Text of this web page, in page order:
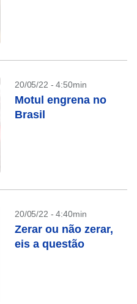
20/05/22 - 4:50min
Motul engrena no
Brasil
20/05/22 - 4:40min
Zerar ou não zerar,
eis a questão